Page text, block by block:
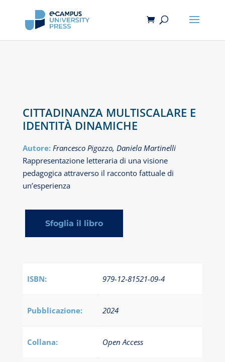
CITTADINANZA MULTISCALARE E
IDENTITÀ DINAMICHE
Autore: Francesco Pigozzo, Daniela Martinelli
Rappresentazione letteraria di una visione
pedagogica attraverso il racconto fattuale di
un’esperienza
Sfoglia il libro
ISBN: 979-12-81521-09-4
Pubblicazione: 2024
Collana: Open Access